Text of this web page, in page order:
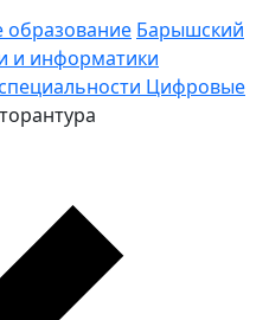
образование Барышский
и информатики
Цифровые